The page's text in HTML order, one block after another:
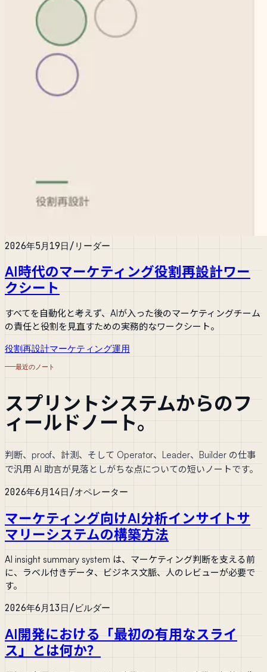
2026年5月19日 / リーダー
AI時代のマーケティング役割再設計ワー
クシート
すべてを自動化と考えず、AIが入った後のマーケティングチーム
の責任と役割を見直すための実務的なワークシート。
役割再設計マーケティング運用
最近のノート
スプリントシステムからのフ
ィールドノート。
判断、proof、計測、そして Operator、Leader、Builder の仕事
で汎用 AI 助言が見落としがちな点についての短いノートです。
2026年6月14日 /オペレーター
マーケティング向けAI分析インサイトサ
マリーシステムの構築方法
AI insight summary system は、マーケティング判断を支える前
に、ラベル付きデータ、ビジネス文脈、人のレビューが必要で
す。
2026年6月13日/ビルダー
AI開発における「最初の有用なスライ
ス」とは何か？